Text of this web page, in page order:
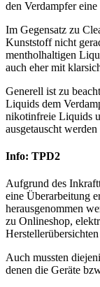
den Verdampfer
Im Gegensatz zu
Kunststoff nicht
mentholhaltigen
auch eher mit
Generell ist zu
Liquids dem
nikotinfreie Liquids
ausgetauscht werden
Info: TPD2
Aufgrund des
eine Überarbeitung
herausgenommen
zu Onlineshop,
Auch mussten
denen die Geräte